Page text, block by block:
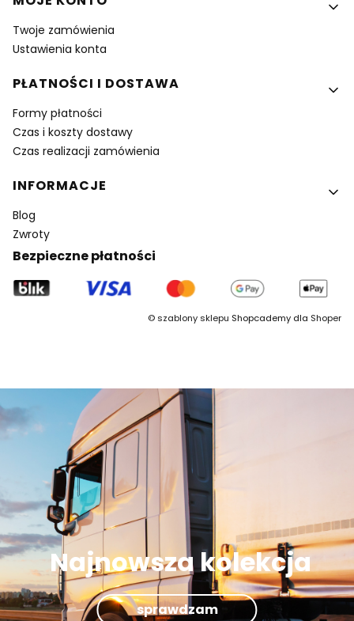
Twoje zamówienia
Ustawienia konta
PŁATNOŚCI I DOSTAWA
Formy płatności
Czas i koszty dostawy
Czas realizacji zamówienia
INFORMACJE
Blog
Zwroty
Bezpieczne płatności
©szablony sklepu Shopcademy dla Shoper
Najnowsza kolekcja
sprawdzam